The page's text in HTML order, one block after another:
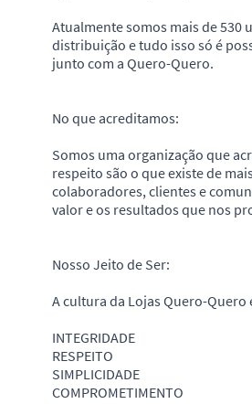
Atualmente somos mais de 530
distribuição e tudo isso só é
junto com a Quero-Quero.
No que acreditamos:
Somos uma organização que
respeito são o que existe de
colaboradores, clientes e
valor e os resultados que nos
Nosso Jeito de Ser:
A cultura da Lojas Quero-
INTEGRIDADE
RESPEITO
SIMPLICIDADE
COMPROMETIMENTO